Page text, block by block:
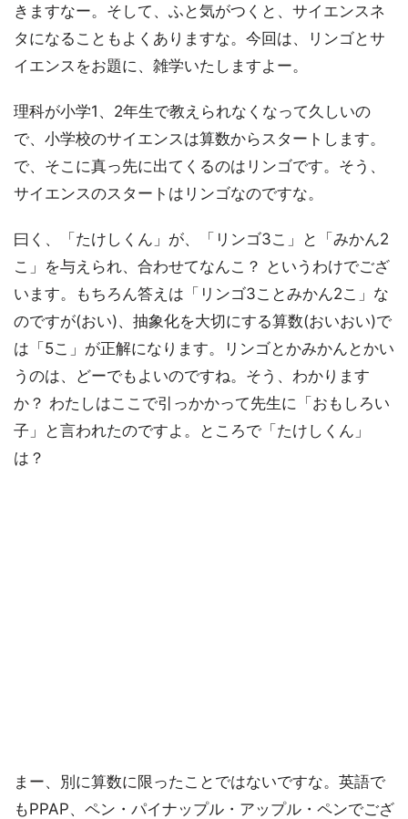
きますなー。そして、ふと気がつくと、サイエンスネ
タになることもよくありますな。今回は、リンゴとサ
イエンスをお題に、雑学いたしますよー。
理科が小学1、2年生で教えられなくなって久しいの
で、小学校のサイエンスは算数からスタートします。
で、そこに真っ先に出てくるのはリンゴです。そう、
サイエンスのスタートはリンゴなのですな。
曰く、「たけしくん」が、「リンゴ3こ」と「みかん2
こ」を与えられ、合わせてなんこ？ というわけでござ
います。もちろん答えは「リンゴ3ことみかん2こ」な
のですが(おい)、抽象化を大切にする算数(おいおい)で
は「5こ」が正解になります。リンゴとかみかんとかい
うのは、どーでもよいのですね。そう、わかります
か？ わたしはここで引っかかって先生に「おもしろい
子」と言われたのですよ。ところで「たけしくん」
は？
まー、別に算数に限ったことではないですな。英語で
もPPAP、ペン・パイナップル・アップル・ペンでござ